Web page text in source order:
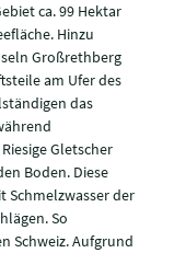
ca. 99 Hektar
Hinzu
Großrethberg
am Ufer des
das
Gletscher
Boden. Diese
Schmelzwasser der
So
Schweiz. Aufgrund